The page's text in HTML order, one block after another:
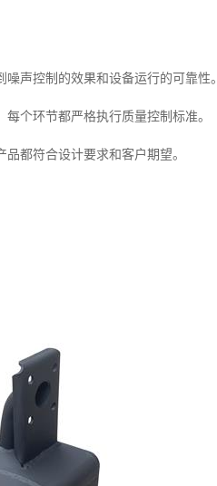
声控制的效果和设备运行的可靠性。
个环节都严格执行质量控制标准。
都符合设计要求和客户期望。